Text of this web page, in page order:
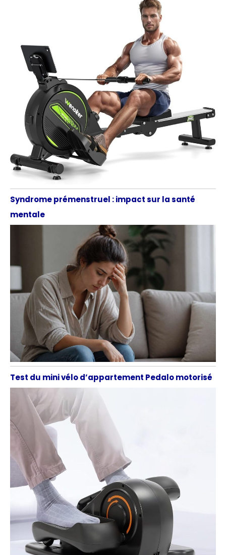
Syndrome prémenstruel : impact sur la santé
mentale
Test du mini vélo d’appartement Pedalo motorisé